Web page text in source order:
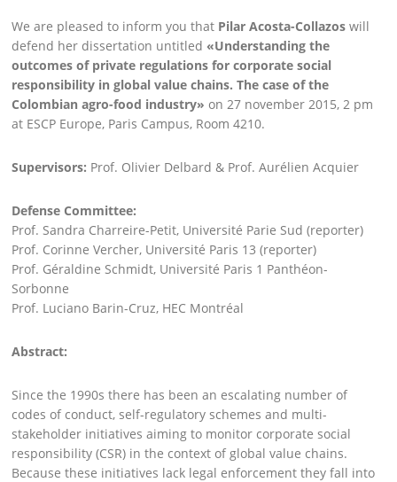
We are pleased to inform you that Pilar Acosta-Collazos will
defend her dissertation untitled «Understanding the
outcomes of private regulations for corporate social
responsibility in global value chains. The case of the
Colombian agro-food industry» on 27 november 2015, 2 pm
at ESCP Europe, Paris Campus, Room 4210.
Supervisors: Prof. Olivier Delbard & Prof. Aurélien Acquier
Defense Committee:
Prof. Sandra Charreire-Petit, Université Parie Sud (reporter)
Prof. Corinne Vercher, Université Paris 13 (reporter)
Prof. Géraldine Schmidt, Université Paris 1 Panthéon-
Sorbonne
Prof. Luciano Barin-Cruz, HEC Montréal
Abstract:
Since the 1990s there has been an escalating number of
codes of conduct, self-regulatory schemes and multi-
stakeholder initiatives aiming to monitor corporate social
responsibility (CSR) in the context of global value chains.
Because these initiatives lack legal enforcement they fall into